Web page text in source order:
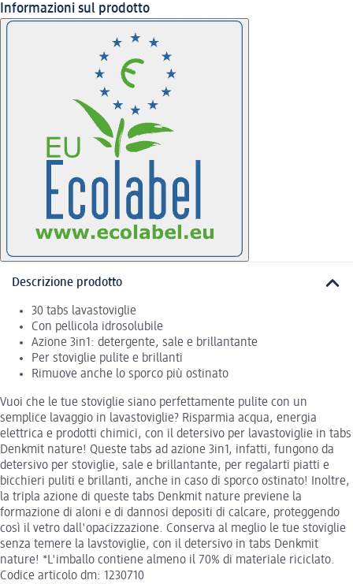
Informazioni sul prodotto
Descrizione prodotto
30 tabs lavastoviglie
Con pellicola idrosolubile
Azione 3in1: detergente, sale e brillantante
Per stoviglie pulite e brillanti
Rimuove anche lo sporco più ostinato
Vuoi che le tue stoviglie siano perfettamente pulite con un
semplice lavaggio in lavastoviglie? Risparmia acqua, energia
elettrica e prodotti chimici, con il detersivo per lavastoviglie in tabs
Denkmit nature! Queste tabs ad azione 3in1, infatti, fungono da
detersivo per stoviglie, sale e brillantante, per regalarti piatti e
bicchieri puliti e brillanti, anche in caso di sporco ostinato! Inoltre,
la tripla azione di queste tabs Denkmit nature previene la
formazione di aloni e di dannosi depositi di calcare, proteggendo
così il vetro dall'opacizzazione. Conserva al meglio le tue stoviglie
senza temere la lavstoviglie, con il detersivo in tabs Denkmit
nature! *L'imballo contiene almeno il 70% di materiale riciclato.
Codice articolo dm: 1230710